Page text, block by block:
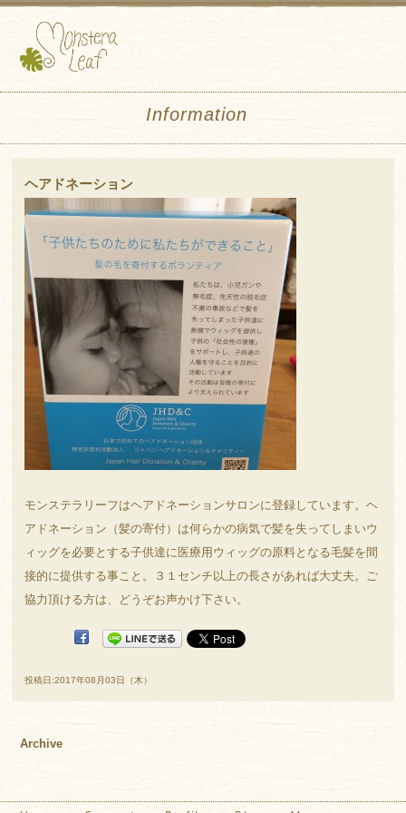
Information
ヘアドネーション
モンステラリーフはヘアドネーションサロンに登録しています。ヘ
アドネーション（髪の寄付）は何らかの病気で髪を失ってしまいウ
ィッグを必要とする子供達に医療用ウィッグの原料となる毛髪を間
接的に提供する事こと。３１センチ以上の長さがあれば大丈夫。ご
協力頂ける方は、どうぞお声かけ下さい。
投稿日:2017年08月03日（木）
Archive